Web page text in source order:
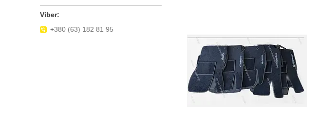
+380 (63) 182 81 95